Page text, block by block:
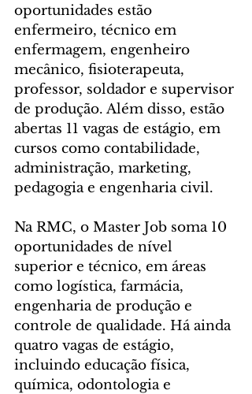
oportunidades estão
enfermeiro, técnico em
enfermagem, engenheiro
mecânico, fisioterapeuta,
professor, soldador e supervisor
de produção. Além disso, estão
abertas 11 vagas de estágio, em
cursos como contabilidade,
administração, marketing,
pedagogia e engenharia civil.
Na RMC, o Master Job soma 10
oportunidades de nível
superior e técnico, em áreas
como logística, farmácia,
engenharia de produção e
controle de qualidade. Há ainda
quatro vagas de estágio,
incluindo educação física,
química, odontologia e